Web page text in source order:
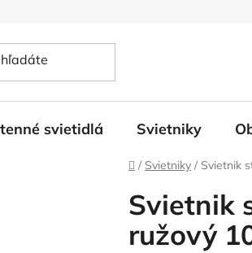
svietidlá Svietniky
Domov
/ Svietniky / Svietnik
Svietnik
ružový